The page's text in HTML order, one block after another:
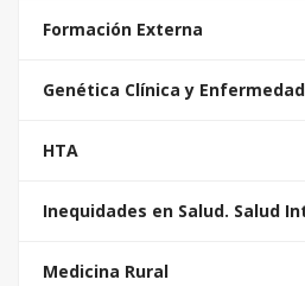
Formación Externa
Genética Clínica y
HTA
Inequidades en Salud. Salud
Medicina Rural